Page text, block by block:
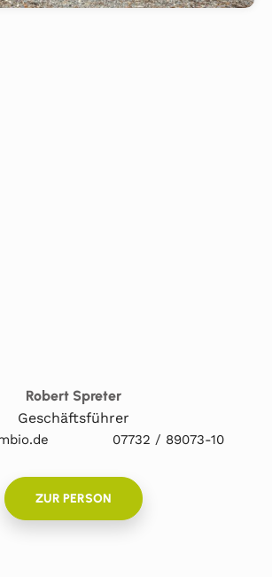
Robert Spreter
Geschäftsführer
07732 / 89073-10
ZUR PERSON